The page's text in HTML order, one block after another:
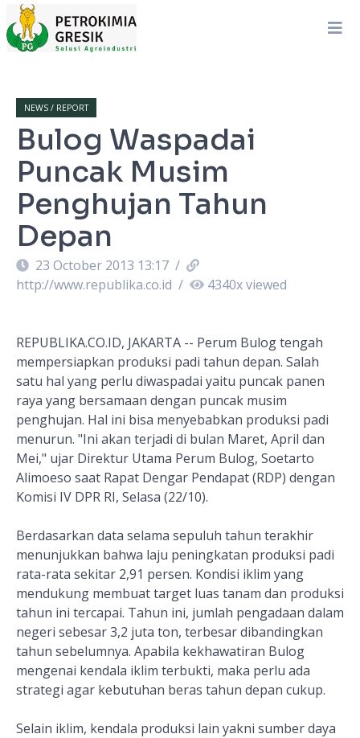
NEWS / REPORT
Bulog Waspadai
Puncak Musim
Penghujan Tahun
Depan
23 October 2013 13:17 /
http://www.republika.co.id / 4340x viewed
REPUBLIKA.CO.ID, JAKARTA -- Perum Bulog tengah
mempersiapkan produksi padi tahun depan. Salah
satu hal yang perlu diwaspadai yaitu puncak panen
raya yang bersamaan dengan puncak musim
penghujan. Hal ini bisa menyebabkan produksi padi
menurun. "Ini akan terjadi di bulan Maret, April dan
Mei," ujar Direktur Utama Perum Bulog, Soetarto
Alimoeso saat Rapat Dengar Pendapat (RDP) dengan
Komisi IV DPR RI, Selasa (22/10).
Berdasarkan data selama sepuluh tahun terakhir
menunjukkan bahwa laju peningkatan produksi padi
rata-rata sekitar 2,91 persen. Kondisi iklim yang
mendukung membuat target luas tanam dan produksi
tahun ini tercapai. Tahun ini, jumlah pengadaan dalam
negeri sebesar 3,2 juta ton, terbesar dibandingkan
tahun sebelumnya. Apabila kekhawatiran Bulog
mengenai kendala iklim terbukti, maka perlu ada
strategi agar kebutuhan beras tahun depan cukup.
Selain iklim, kendala produksi lain yakni sumber daya